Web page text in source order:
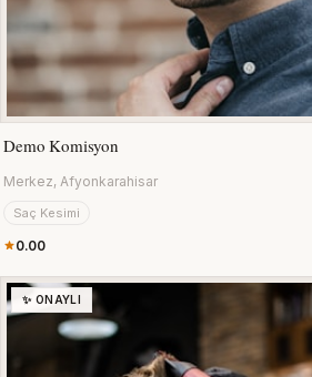
Demo Komisyon
Merkez, Afyonkarahisar
Saç Kesimi
0.00
✨ ONAYLI